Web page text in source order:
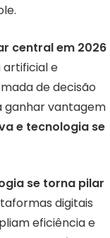
central em 2026
artificial e
de decisão
ganhar vantagem
e tecnologia se
se torna pilar
digitais
eficiência e